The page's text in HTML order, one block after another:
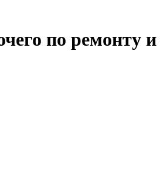
по ремонту